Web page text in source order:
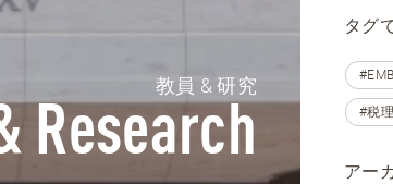
教員 & 研究
Research
タグ
#税
アー